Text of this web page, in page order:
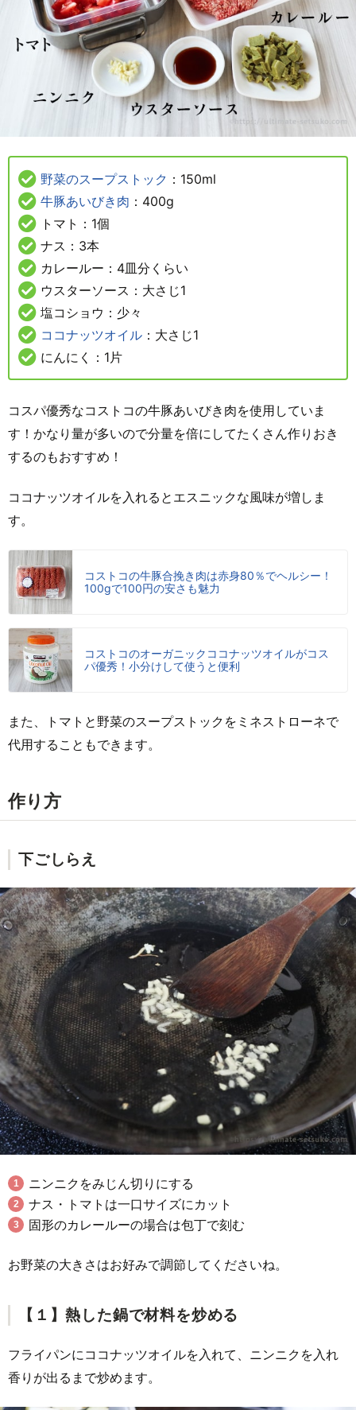
野菜のスープストック ：150ml
牛豚あいびき肉 ：400g
トマト：1個
ナス：3本
カレールー：4皿分くらい
ウスターソース：大さじ1
塩コショウ：少々
ココナッツオイル ：大さじ1
にんにく：1片
コスパ優秀なコストコの牛豚あいびき肉を使用していま
す！かなり量が多いので分量を倍にしてたくさん作りおき
するのもおすすめ！
ココナッツオイルを入れるとエスニックな風味が増しま
す。
コストコの牛豚合挽き肉は赤身80％でヘルシー！
100gで100円の安さも魅力
コストコのオーガニックココナッツオイルがコス
パ優秀！小分けして使うと便利
また、トマトと野菜のスープストックをミネストローネで
代用することもできます。
作り方
下ごしらえ
ニンニクをみじん切りにする
ナス・トマトは一口サイズにカット
固形のカレールーの場合は包丁で刻む
お野菜の大きさはお好みで調節してくださいね。
【１】熱した鍋で材料を炒める
フライパンにココナッツオイルを入れて、ニンニクを入れ
香りが出るまで炒めます。